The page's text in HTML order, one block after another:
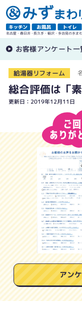
名古屋・春日井・長久手・稲沢・多治見の水ま
お客様アンケート一
給湯器リフォーム
総合評価は「
更新日：2019年12月11日
アン